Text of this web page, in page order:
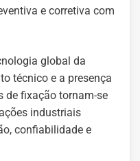
e corretiva com
global da
técnico e a presença
de fixação tornam-se
industriais
confiabilidade e